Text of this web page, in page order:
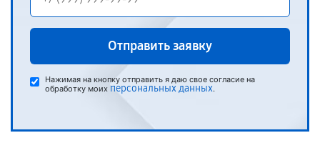
Отправить заявку
Нажимая на кнопку отправить я даю свое согласие на
обработку моих персональных данных.